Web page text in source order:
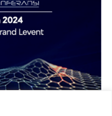
Teknolojileri